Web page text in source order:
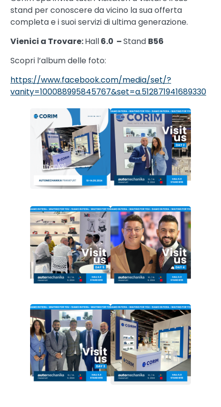
stand per conoscere da vicino la sua offerta
completa e i suoi servizi di ultima generazione.
Vienici a Trovare:Hall6.0 –Stand B56
Scopri l’album delle foto:
https://www.facebook.com/media/set/?
vanity=100088995845767&set=a.512871941689330